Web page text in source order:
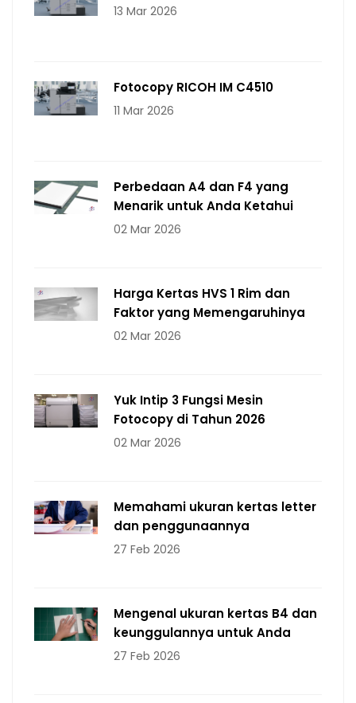
13 Mar 2026
Fotocopy RICOH IM C4510
11 Mar 2026
Perbedaan A4 dan F4 yang
Menarik untuk Anda Ketahui
02 Mar 2026
Harga Kertas HVS 1 Rim dan
Faktor yang Memengaruhinya
02 Mar 2026
Yuk Intip 3 Fungsi Mesin
Fotocopy di Tahun 2026
02 Mar 2026
Memahami ukuran kertas letter
dan penggunaannya
27 Feb 2026
Mengenal ukuran kertas B4 dan
keunggulannya untuk Anda
27 Feb 2026